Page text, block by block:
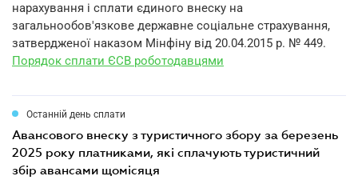
нарахування і сплати єдиного внеску на
загальнообов'язкове державне соціальне страхування,
затвердженої наказом Мінфіну від 20.04.2015 р. № 449.
Порядок сплати ЄСВ роботодавцями
Останній день сплати
авансового внеску з туристичного збору за березень
2025 року платниками, які сплачують туристичний
збір авансами щомісяця